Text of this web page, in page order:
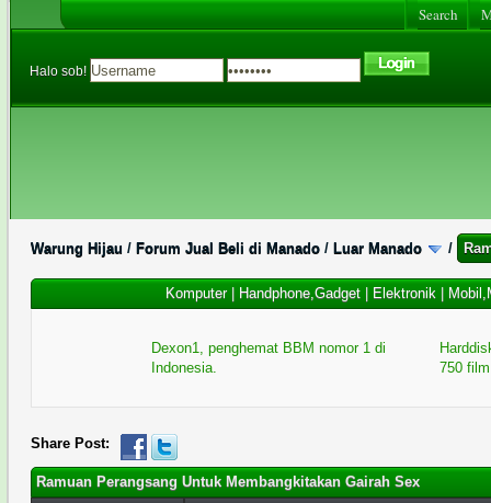
Search
Halo sob!
Warung Hijau / Forum Jual Beli di Manado / Luar Manado /
Komputer| Handphone,Gadget| Elektronik|
Dexon1, penghemat BBM nomor 1 di
Indonesia.
750
Share Post:
Ramuan Perangsang Untuk Membangkitakan Gairah Sex